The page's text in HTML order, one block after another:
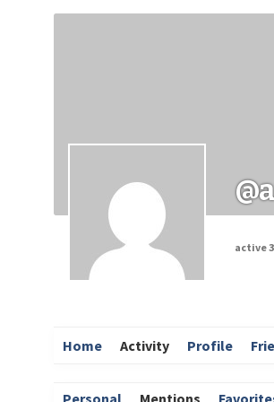
active
Home Activity Profile
Personal Mentions